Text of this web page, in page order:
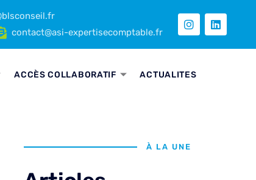
contact@asi-expertisecomptable.fr
ACCÈS COLLABORATIF
ACTUALITES
À LA UNE